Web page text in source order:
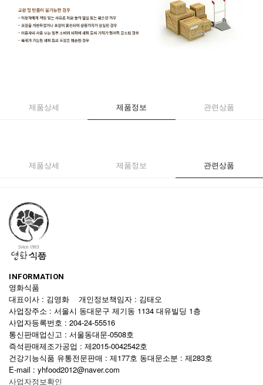
제품상세 제품정보 관련상품
제품상세 제품정보 관련상품
INFORMATION
영화식품
대표이사 : 김영화 개인정보책임자 : 김태오
사업장주소 : 서울시 동대문구 제기동 1134 대유빌딩 1층
사업자등록번호 : 204-24-55516
통신판매업신고 : 서울동대문-0508호
즉석판매제조가공업 : 제2015-0042542호
건강기능식품 유통전문판매 : 제177호 동대문소분 : 제283호
E-mail : yhfood2012@naver.com
사업자정보확인